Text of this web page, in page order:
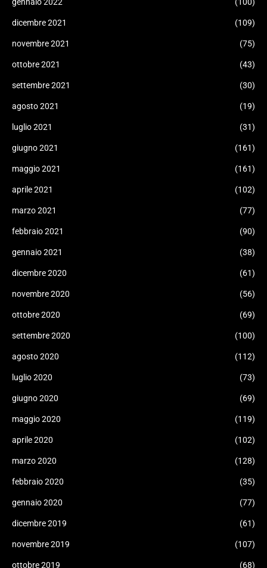
dicembre 2021 (109)
novembre 2021 (75)
ottobre 2021 (43)
settembre 2021 (30)
agosto 2021 (19)
luglio 2021 (31)
giugno 2021 (161)
maggio 2021 (161)
aprile 2021 (102)
marzo 2021 (77)
febbraio 2021 (90)
gennaio 2021 (38)
dicembre 2020 (61)
novembre 2020 (56)
ottobre 2020 (69)
settembre 2020 (100)
agosto 2020 (112)
luglio 2020 (73)
giugno 2020 (69)
maggio 2020 (119)
aprile 2020 (102)
marzo 2020 (128)
febbraio 2020 (35)
gennaio 2020 (77)
dicembre 2019 (61)
novembre 2019 (107)
ottobre 2019 (68)